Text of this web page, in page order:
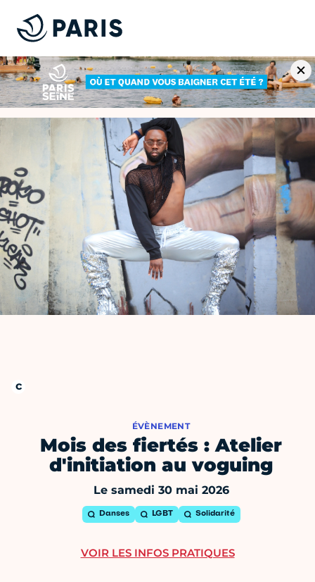
ÉVÈNEMENT
Mois des fiertés : Atelier
d'initiation au voguing
Le samedi 30 mai 2026
Danses LGBT Solidarité
VOIR LES INFOS PRATIQUES